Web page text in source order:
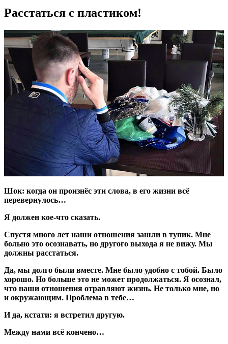
Расстаться с пластиком!
Шок: когда он произнёс эти слова, в его жизни всё
перевернулось…
Я должен кое-что сказать.
Спустя много лет наши отношения зашли в тупик. Мне
больно это осознавать, но другого выхода я не вижу. Мы
должны расстаться.
Да, мы долго были вместе. Мне было удобно с тобой. Было
хорошо. Но больше это не может продолжаться. Я осознал,
что наши отношения отравляют жизнь. Не только мне, но
и окружающим. Проблема в тебе…
И да, кстати: я встретил другую.
Между нами всё кончено…